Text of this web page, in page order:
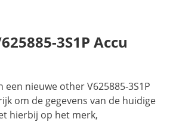
3S1P Accu
een nieuwe other V625885-3S1P
om de gegevens van de huidige
hierbij op het merk,